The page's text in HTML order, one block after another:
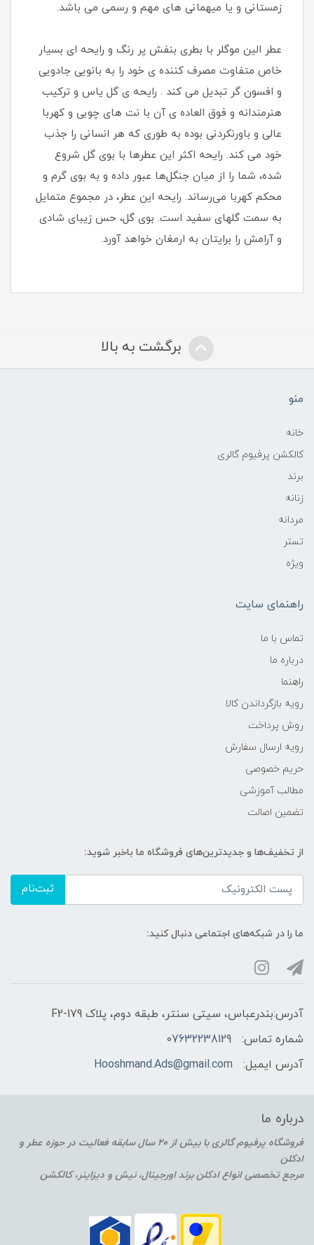
زمستانی و یا میهمانی های مهم و رسمی می باشد.
عطر الین موگلر با بطری بنفش پر رنگ و رایحه ای بسیار
خاص متفاوت مصرف کننده ی خود را به بانویی جادویی
و افسون گر تبدیل می کند . رایحه ی گل یاس و ترکیب
هنرمندانه و فوق العاده ی آن با نت های چوبی و کهربا
عالی و باورنکردنی بوده به طوری که هر انسانی را جذب
خود می کند. رایحه اکثر این عطرها با بوی گل‌ شروع
شده، شما را از میان جنگل‌ها عبور داده و به بوی گرم و
محکم کهربا می‌رساند. رایحه این عطر، در مجموع متمایل
به سمت گلهای سفید است. بوی گل، حس زیبای شادی
و آرامش را برایتان به ارمغان خواهد آورد.
برگشت به بالا
منو
خانه
کالکشن پرفیوم گالری
برند
زنانه
مردانه
تستر
ویژه
راهنمای سایت
تماس با ما
درباره ما
راهنما
رویه‌ بازگرداندن کالا
روش پرداخت
رویه ارسال سفارش
حریم خصوصی
مطالب آموزشی
تضمین اصالت
از تخفیف‌ها و جدیدترین‌های فروشگاه ما باخبر شوید:
ثبت‌نام
ما را در شبکه‌های اجتماعی دنبال کنید:
آدرس:بندرعباس، سیتی سنتر، طبقه دوم، پلاک F2-179
شماره تماس:
07632238129
آدرس ایمیل:
Hooshmand.Ads@gmail.com
درباره ما
فروشگاه پرفیوم گالری با بیش از 20 سال سابقه فعالیت در حوزه عطر و
ادکلن
مرجع تخصصی انواع ادکلن برند اورجینال، نیش و دیزاینر، کالکشن